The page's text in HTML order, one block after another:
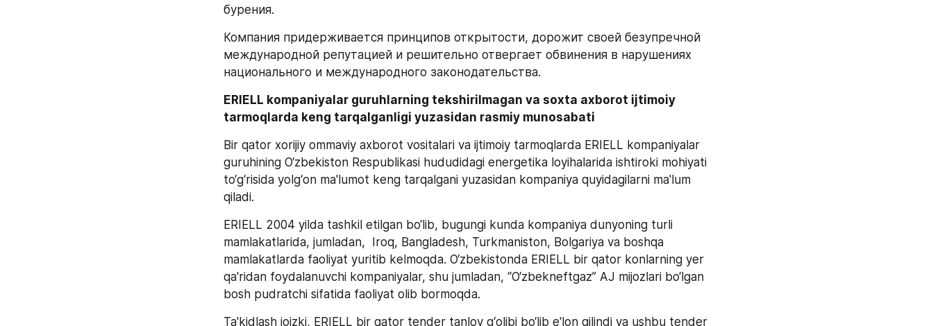
бурения.
Компания придерживается принципов открытости, дорожит своей безупречной
международной репутацией и решительно отвергает обвинения в нарушениях
национального и международного законодательства.
ERIELL kompaniyalar guruhlarning tekshirilmagan va soxta axborot ijtimoiy
tarmoqlarda keng tarqalganligi yuzasidan rasmiy munosabati
Bir qator xorijiy ommaviy axborot vositalari va ijtimoiy tarmoqlarda ERIELL kompaniyalar
guruhining O‘zbekiston Respublikasi hududidagi energetika loyihalarida ishtiroki mohiyati
to‘g‘risida yolg‘on ma'lumot keng tarqalgani yuzasidan kompaniya quyidagilarni ma'lum
qiladi.
ERIELL 2004 yilda tashkil etilgan bo‘lib, bugungi kunda kompaniya dunyoning turli
mamlakatlarida, jumladan,  Iroq, Bangladesh, Turkmaniston, Bolgariya va boshqa
mamlakatlarda faoliyat yuritib kelmoqda. O‘zbekistonda ERIELL bir qator konlarning yer
qa'ridan foydalanuvchi kompaniyalar, shu jumladan, “O‘zbekneftgaz” AJ mijozlari bo‘lgan
bosh pudratchi sifatida faoliyat olib bormoqda.
Ta'kidlash joizki, ERIELL bir qator tender tanlov g‘olibi bo‘lib e'lon qilindi va ushbu tender